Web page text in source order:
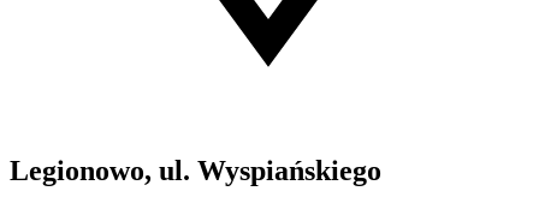
Legionowo, ul. Wyspiańskiego